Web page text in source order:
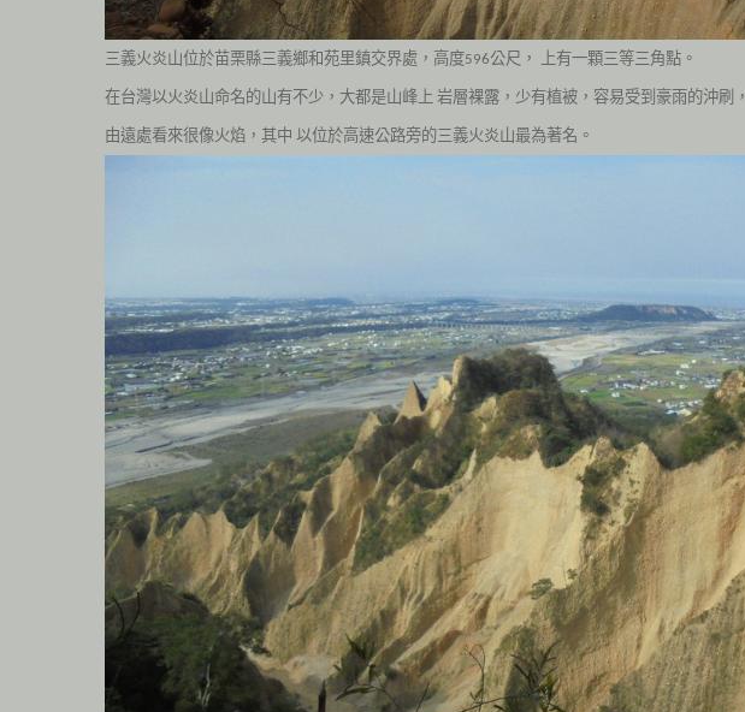
三義火炎山位於苗栗縣三義鄉和苑里鎮交界處，高度596公尺，
上有一顆三等三角點。
在台灣以火炎山命名的山有不少，大都是山峰上 岩層裸露，少有植被，容易受到豪雨的沖刷，
由遠處看來很像火焰，其中 以位於高速公路旁的三義火炎山最為著名。